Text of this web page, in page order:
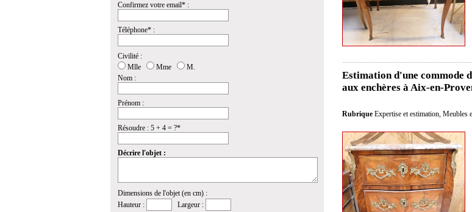
Confirmez votre email* :
Téléphone* :
Civilité :
Mlle
Mme
M.
Nom :
Prénom :
Résoudre : 5 + 4 = ?*
Décrire l'objet :
Dimensions de l'objet (en cm) :
Hauteur :
Largeur :
Estimation d'une commode
aux enchères à Aix-en-
Rubrique Expertise et estimation Meubles